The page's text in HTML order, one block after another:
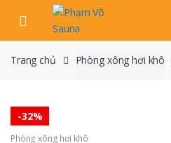
navigation
content
Trang chủ Phòng xông hơi khô
-32%
Phòng xông hơi khô